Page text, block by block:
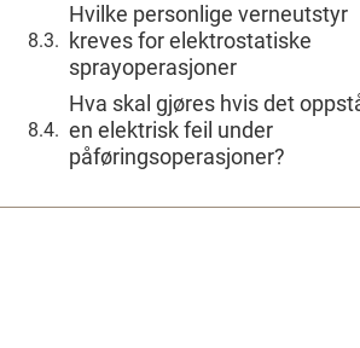
Hvilke personlige verneutstyr
kreves for elektrostatiske
sprayoperasjoner
Hva skal gjøres hvis det
en elektrisk feil under
påføringsoperasjoner?